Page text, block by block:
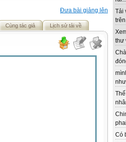
Tải
thư
Có
Đưa bài giảng lên
Cùng tác giả Lịch sử tải về